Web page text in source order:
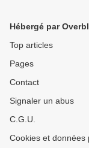
Hébergé par
Top articles
Pages
Contact
Signaler un abus
C.G.U.
Cookies et données